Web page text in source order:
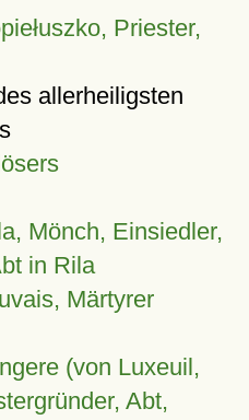
Priester,
allerheiligsten
Mönch, Einsiedler,
in Rila
Märtyrer
(von Luxeuil,
Abt,